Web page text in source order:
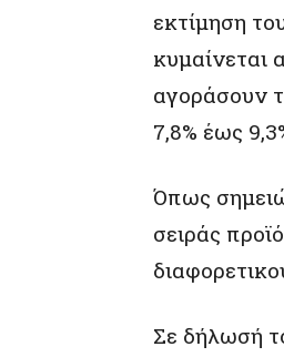
εκτίμηση
κυμαίνεται
αγοράσουν
7,8% έως
Όπως
σειράς
Σε δήλωσή